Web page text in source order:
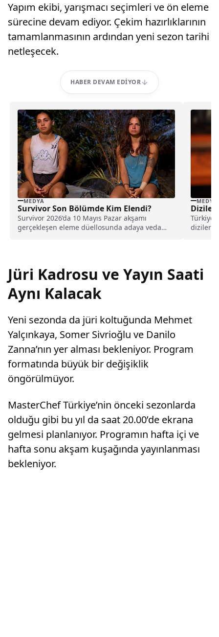
Yapım ekibi, yarışmacı seçimleri ve ön eleme
sürecine devam ediyor. Çekim hazırlıklarının
tamamlanmasının ardından yeni sezon tarihi
netleşecek.
HABER DEVAM EDIYOR
MEDYA
Survivor Son Bölümde Kim Elendi?
Survivor 2026’da 10 Mayıs Pazar akşamı
gerçekleşen eleme düellosunda adaya veda
MEDYA
Diziler
Türkiye
dizilerin
Jüri Kadrosu ve Yayın Saati
Aynı Kalacak
Yeni sezonda da jüri koltuğunda Mehmet
Yalçınkaya, Somer Sivrioğlu ve Danilo
Zanna’nın yer alması bekleniyor. Program
formatında büyük bir değişiklik
öngörülmüyor.
MasterChef Türkiye’nin önceki sezonlarda
olduğu gibi bu yıl da saat 20.00’de ekrana
gelmesi planlanıyor. Programın hafta içi ve
hafta sonu akşam kuşağında yayınlanması
bekleniyor.